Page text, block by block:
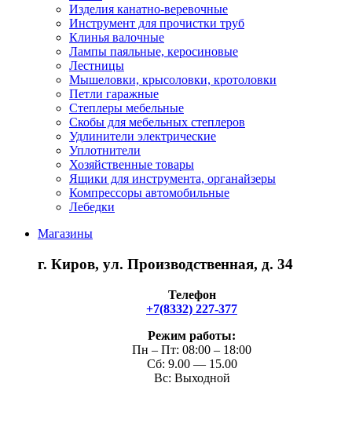
Изделия канатно-веревочные
Инструмент для прочистки труб
Клинья валочные
Лампы паяльные, керосиновые
Лестницы
Мышеловки, крысоловки, кротоловки
Петли гаражные
Степлеры мебельные
Скобы для мебельных степлеров
Удлинители электрические
Уплотнители
Хозяйственные товары
Ящики для инструмента, органайзеры
Компрессоры автомобильные
Лебедки
Магазины
г. Киров, ул. Производственная, д. 34
Телефон
+7(8332) 227-377
Режим работы:
Пн – Пт: 08:00 – 18:00
Сб: 9.00 — 15.00
Вс: Выходной